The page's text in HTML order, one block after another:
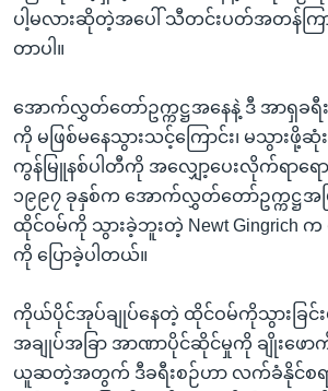
ပါ့မလားဆိုတဲ့အပေါ် သီတင်းပတ်အတန်ကြာ
တာပါ။
အောက်လွှတ်တော်ဥက္ကဋ္ဌအနေနဲ့ ဒီ အာရှခ
ကို မဖြစ်မနေသွားသင့်ကြောင်း၊ မသွားဖို့
ကွန်မြူနစ်ပါတီကို အလျှော့ပေးလိုက်ရာရော
၁၉၉၇ ခုနှစ်က အောက်လွှတ်တော်ဥက္ကဋ္ဌအ
ထိုင်ဝမ်ကို သွားခဲ့ဘူးတဲ့ Newt Gingrich
ကို ပြောခဲ့ပါတယ်။
ကိုယ်ပိုင်အုပ်ချုပ်နေတဲ့ ထိုင်ဝမ်ကိုသွားခြ
အချုပ်အခြာ အာဏာပိုင်ဆိုင်မှုကို ချိုးဖ
ယူဆတဲ့အတွက် ဒီခရီးစဉ်ဟာ လက်ခံနိုင်စ